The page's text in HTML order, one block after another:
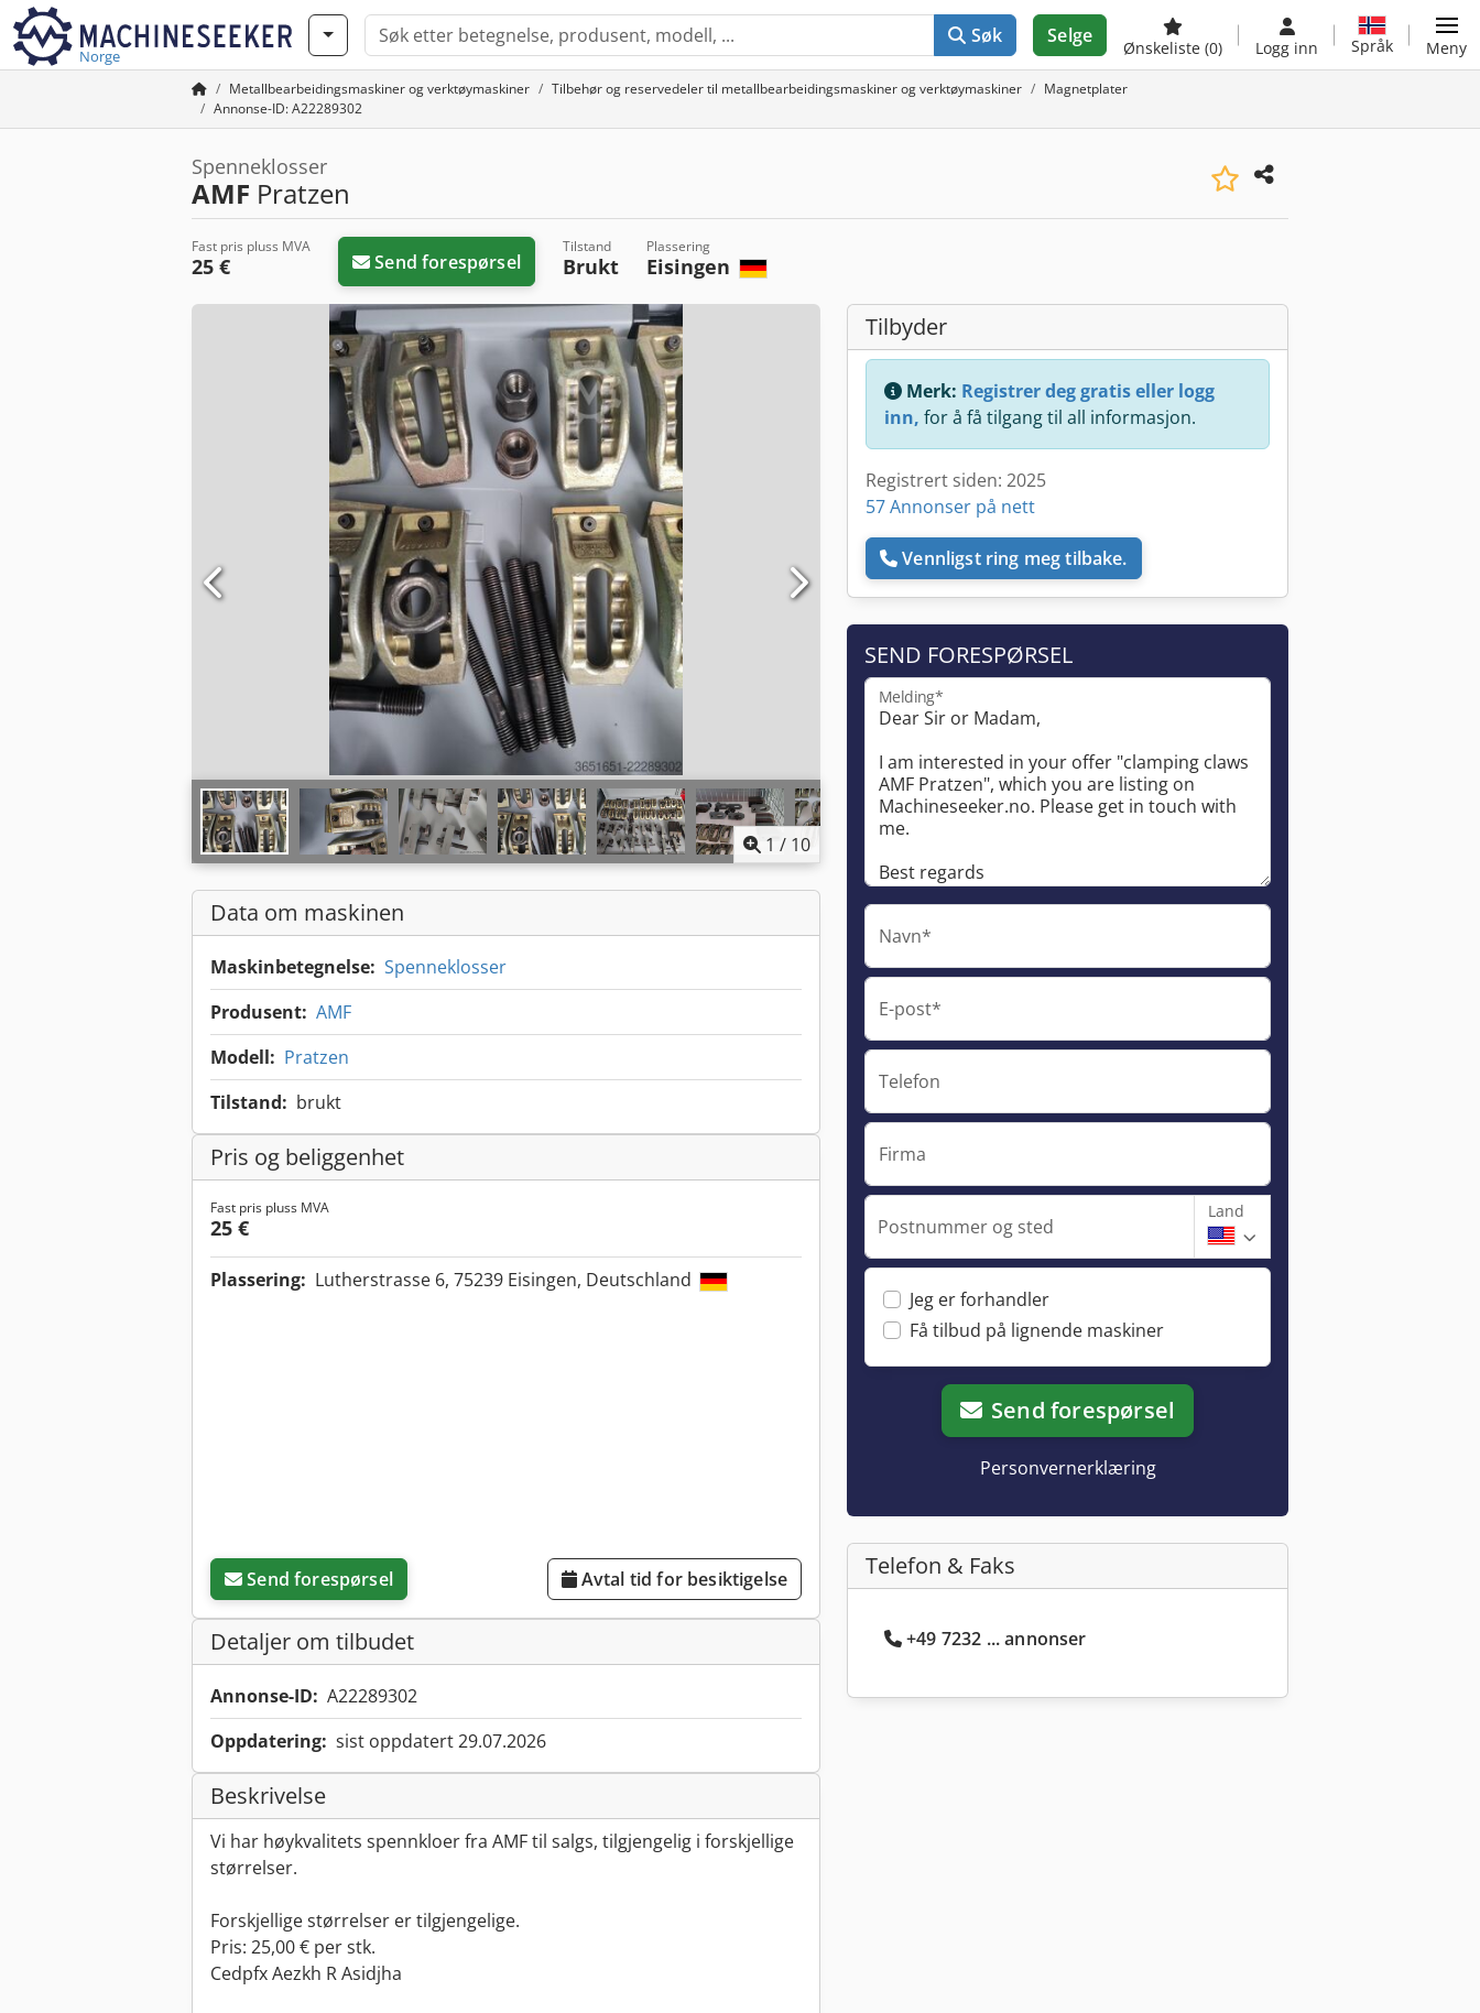
Norge
Søk Selge
Ønskeliste (0) Logg inn Språk Meny
Metallbearbeidingsmaskiner og verktøymaskiner Tilbehør og reservedeler til metallbearbeidingsmaskiner og verktøymaskiner
Magnetplater
Annonse-ID: A22289302
Spenneklosser
AMF Pratzen
Fast pris pluss MVA
25 € Send forespørsel
Tilstand
Brukt
Plassering
Eisingen
1 / 10
Data om maskinen
Maskinbetegnelse: Spenneklosser
Produsent: AMF
Modell: Pratzen
Tilstand: brukt
Pris og beliggenhet
Fast pris pluss MVA
25 €
Plassering: Lutherstrasse 6, 75239 Eisingen, Deutschland
Send forespørsel Avtal tid for besiktigelse
Detaljer om tilbudet
Annonse-ID: A22289302
Oppdatering: sist oppdatert 29.07.2026
Beskrivelse
Vi har høykvalitets spennkloer fra AMF til salgs, tilgjengelig i forskjellige
størrelser.
Forskjellige størrelser er tilgjengelige.
Pris: 25,00 € per stk.
Cedpfx Aezkh R Asidjha
Tilbyder
Merk: Registrer deg gratis eller logg
inn, for å få tilgang til all informasjon.
Registrert siden: 2025
57 Annonser på nett
Vennligst ring meg tilbake.
SEND FORESPØRSEL
Melding*
Navn*
E-post*
Telefon
Firma
Postnummer og sted
Land
Jeg er forhandler
Få tilbud på lignende maskiner
Send forespørsel
Personvernerklæring
Telefon & Faks
+49 7232 ... annonser